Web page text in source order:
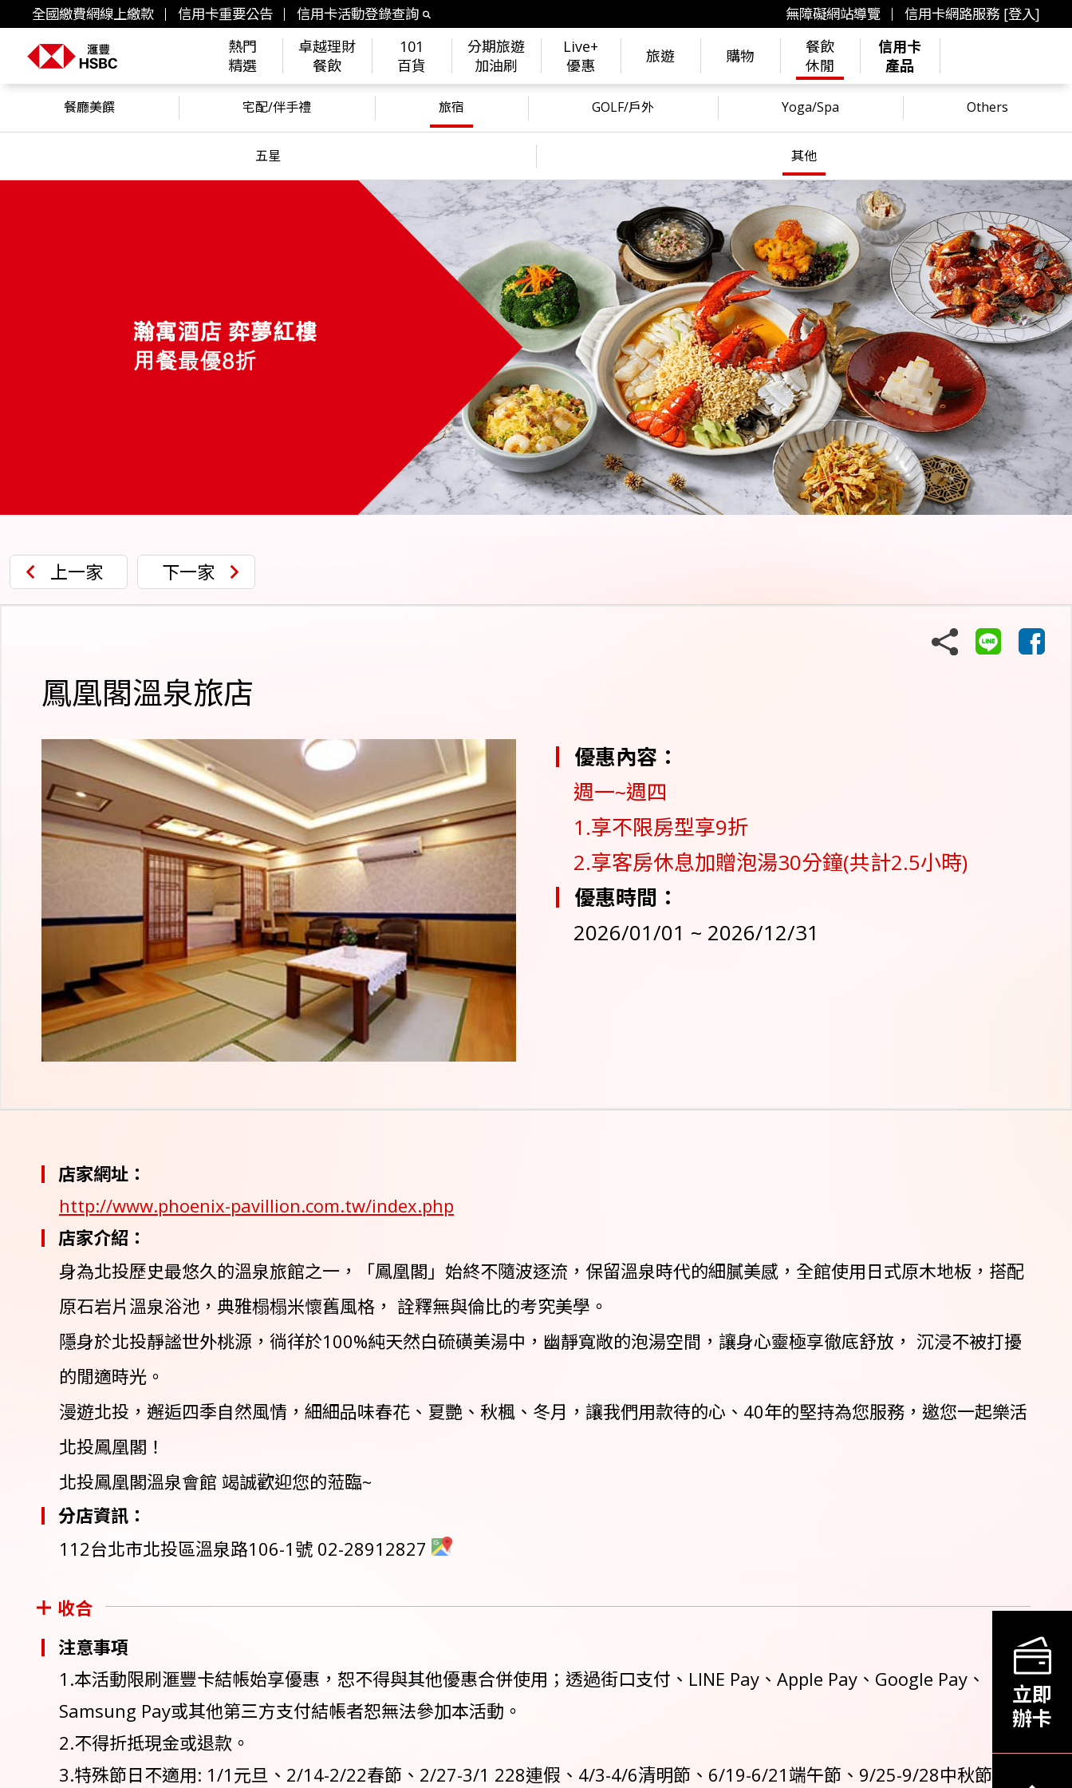
全國繳費網線上繳款 信用卡重要公告 信用卡活動登錄查詢 無障礙網站導覽
信用卡網路服務 [登入]
熱門
精選
卓越理財
餐飲
101
百貨
分期旅遊
加油刷
Live+
優惠
旅遊 購物
餐飲
休閒
信用卡
產品
餐廳美饌 宅配/伴手禮 旅宿
五星 其他
GOLF/戶外 Yoga/Spa Others
上一家 下一家
鳳凰閣溫泉旅店
優惠內容：
週一~週四
1.享不限房型享9折
2.享客房休息加贈泡湯30分鐘(共計2.5小時)
優惠時間：
2026/01/01 ~ 2026/12/31
店家網址：
http://www.phoenix-pavillion.com.tw/index.php
店家介紹：
身為北投歷史最悠久的溫泉旅館之一，「鳳凰閣」始終不隨波逐流，保留溫泉時代的細膩美感，全館使用日式原木地板，搭配
原石岩片溫泉浴池，典雅榻榻米懷舊風格， 詮釋無與倫比的考究美學。
隱身於北投靜謐世外桃源，徜徉於100%純天然白硫磺美湯中，幽靜寬敞的泡湯空間，讓身心靈極享徹底舒放， 沉浸不被打擾
的閒適時光。
漫遊北投，邂逅四季自然風情，細細品味春花、夏艷、秋楓、冬月，讓我們用款待的心、40年的堅持為您服務，邀您一起樂活
北投鳳凰閣！
北投鳳凰閣溫泉會館 竭誠歡迎您的蒞臨~
分店資訊：
112台北市北投區溫泉路106-1號 02-28912827
收合
注意事項
1.本活動限刷滙豐卡結帳始享優惠，恕不得與其他優惠合併使用；透過街口支付、LINE Pay、Apple Pay、Google Pay、
Samsung Pay或其他第三方支付結帳者恕無法參加本活動。
2.不得折抵現金或退款。
3.特殊節日不適用: 1/1元旦、2/14-2/22春節、2/27-3/1 228連假、4/3-4/6清明節、6/19-6/21端午節、9/25-9/28中秋節、
立即
辦卡